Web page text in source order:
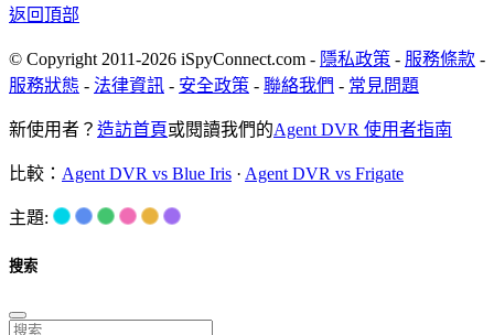
返回頂部
© Copyright 2011-2026 iSpyConnect.com - 隱私政策 - 服務條款 -
服務狀態 - 法律資訊 - 安全政策 - 聯絡我們 - 常見問題
新使用者？ 造訪首頁或閱讀我們的Agent DVR 使用者指南
比較： Agent DVR vs Blue Iris · Agent DVR vs Frigate
主題:
搜索